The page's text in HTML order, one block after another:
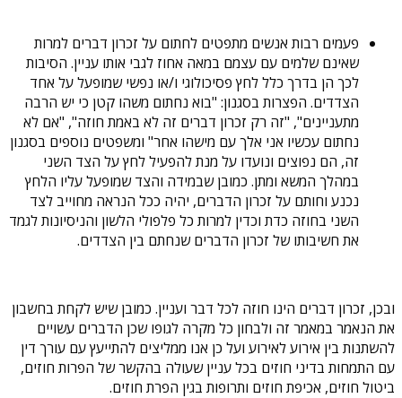
פעמים רבות אנשים מתפטים לחתום על זכרון דברים למרות
שאינם שלמים עם עצמם במאה אחוז לגבי אותו עניין. הסיבות
לכך הן בדרך כלל לחץ פסיכולוגי ו/או נפשי שמופעל על אחד
הצדדים. הפצרות בסגנון: "בוא נחתום משהו קטן כי יש הרבה
מתעניינים", "זה רק זכרון דברים זה לא באמת חוזה", "אם לא
נחתום עכשיו אני אלך עם מישהו אחר" ומשפטים נוספים בסגנון
זה, הם נפוצים ונועדו על מנת להפעיל לחץ על הצד השני
במהלך המשא ומתן. כמובן שבמידה והצד שמופעל עליו הלחץ
נכנע וחותם על זכרון הדברים, יהיה ככל הנראה מחוייב לצד
השני בחוזה כדת וכדין למרות כל פלפולי הלשון והניסיונות לגמד
את חשיבותו של זכרון הדברים שנחתם בין הצדדים.
ובכן, זכרון דברים הינו חוזה לכל דבר ועניין. כמובן שיש לקחת בחשבון
את הנאמר במאמר זה ולבחון כל מקרה לגופו שכן הדברים עשויים
להשתנות בין אירוע לאירוע ועל כן אנו ממליצים להתייעץ עם עורך דין
עם התמחות בדיני חוזים בכל עניין שעולה בהקשר של הפרות חוזים,
ביטול חוזים, אכיפת חוזים ותרופות בגין הפרת חוזים.